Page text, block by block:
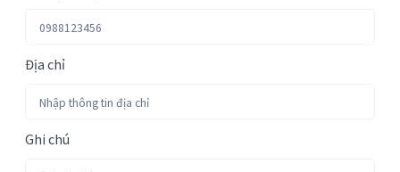
Địa chỉ
Ghi chú